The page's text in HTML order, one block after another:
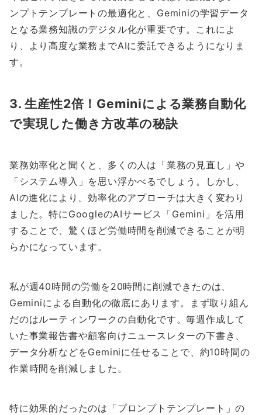
ンプトテンプレートの最適化と、Geminiの学習データ
となる業務知識のデジタル化が重要です。これによ
り、より高度な業務までAIに委託できるようになりま
す。
3. 生産性2倍！Geminiによる業務自動化
で実現した働き方改革の秘訣
業務効率化と聞くと、多くの人は「業務の見直し」や
「システム導入」を思い浮かべるでしょう。しかし、
AIの進化により、効率化のアプローチは大きく変わり
ました。特にGoogleのAIサービス「Gemini」を活用
することで、驚くほど労働時間を削減できることが明
らかになっています。
私が週40時間の労働を20時間に削減できたのは、
Geminiによる自動化の徹底にあります。まず取り組ん
だのはルーティンワークの自動化です。毎週作成して
いた事業報告書や顧客向けニュースレターの下書き、
データ分析などをGeminiに任せることで、約10時間の
作業時間を削減しました。
特に効果的だったのは「プロンプトテンプレート」の